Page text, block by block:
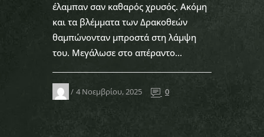
έλαμπαν σαν καθαρός χρυσός. Ακόμη
και τα βλέμματα των Δρακοθεών
θαμπώνονταν μπροστά στη λάμψη
του. Μεγάλωσε στο απέραντο...
4 Νοεμβρίου, 2025 0